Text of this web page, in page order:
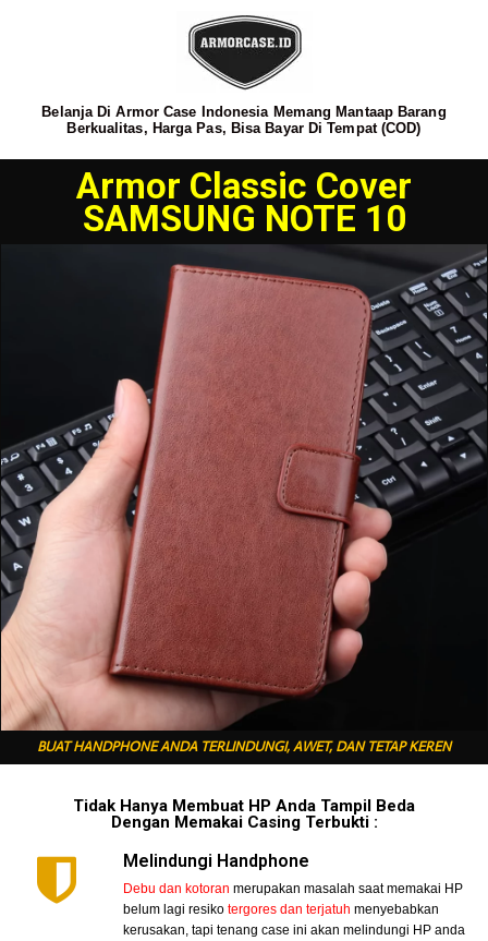
Belanja Di Armor Case Indonesia Memang Mantaap Barang
Berkualitas, Harga Pas, Bisa Bayar Di Tempat (COD)
Armor Classic Cover
SAMSUNG NOTE 10
BUAT HANDPHONE ANDA TERLINDUNGI, AWET, DAN TETAP KEREN
Tidak Hanya Membuat HP Anda Tampil Beda
Dengan Memakai Casing Terbukti :
Melindungi Handphone
Debu dan kotoran merupakan masalah saat memakai HP
belum lagi resiko tergores dan terjatuh menyebabkan
kerusakan, tapi tenang case ini akan melindungi HP anda